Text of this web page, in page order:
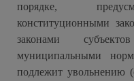
порядке,
конституционными
законами
муниципальными
подлежит увольнению